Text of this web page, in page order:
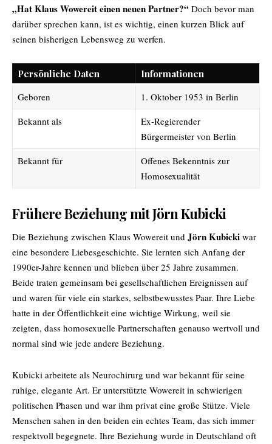
„Hat Klaus Wowereit einen neuen Partner?“ Doch bevor man
darüber sprechen kann, ist es wichtig, einen kurzen Blick auf
seinen bisherigen Lebensweg zu werfen.
Persönliche Daten
Informationen
Geboren
1. Oktober 1953 in Berlin
Bekannt als
Ex-Regierender
Bürgermeister von Berlin
Bekannt für
Offenes Bekenntnis zur
Homosexualität
Frühere Beziehung mit Jörn Kubicki
Die Beziehung zwischen Klaus Wowereit und Jörn Kubicki war
eine besondere Liebesgeschichte. Sie lernten sich Anfang der
1990er-Jahre kennen und blieben über 25 Jahre zusammen.
Beide traten gemeinsam bei gesellschaftlichen Ereignissen auf
und waren für viele ein starkes, selbstbewusstes Paar. Ihre Liebe
hatte in der Öffentlichkeit eine wichtige Wirkung, weil sie
zeigten, dass homosexuelle Partnerschaften genauso wertvoll und
normal sind wie jede andere Beziehung.
Kubicki arbeitete als Neurochirurg und war bekannt für seine
ruhige, elegante Art. Er unterstützte Wowereit in schwierigen
politischen Phasen und war ihm privat eine große Stütze. Viele
Menschen sahen in den beiden ein echtes Team, das sich immer
respektvoll begegnete. Ihre Beziehung wurde in Deutschland oft